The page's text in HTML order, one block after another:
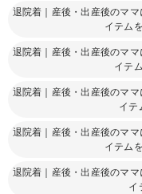
退院着｜産後・出産後のマ
イテム
退院着｜産後・出産後のマ
イテ
退院着｜産後・出産後のマ
イテ
退院着｜産後・出産後のマ
イテム
退院着｜産後・出産後のマ
イ